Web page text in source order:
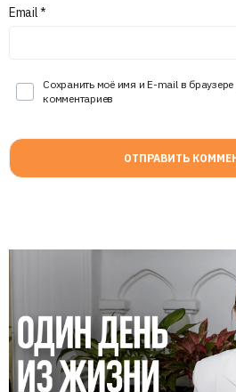
Email*
Сохранить моё имя и E-mail в
комментариев